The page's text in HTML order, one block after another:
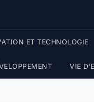
ET TECHNOLOGIE
VIE